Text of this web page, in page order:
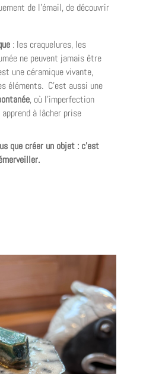
de l’émail, de découvrir
: les craquelures, les
ne peuvent jamais être
une céramique vivante,
éléments. C’est aussi une
, où l’imperfection
à lâcher prise
que créer un objet : c’est